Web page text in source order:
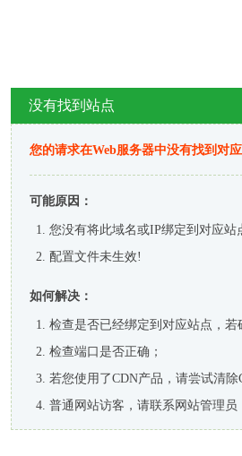
没有找到站点
您的请求在Web服务器中没有找到对
可能原因：
您没有将此域名或IP绑定到对应站
配置文件未生效!
如何解决：
检查是否已经绑定到对应站点，
检查端口是否正确；
若您使用了CDN产品，请尝试清除
普通网站访客，请联系网站管理员